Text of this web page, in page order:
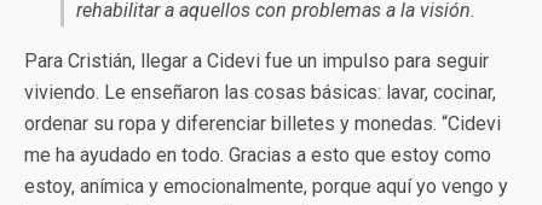
rehabilitar a aquellos con problemas a la visión.
Para Cristián, llegar a Cidevi fue un impulso para seguir
viviendo. Le enseñaron las cosas básicas: lavar, cocinar,
ordenar su ropa y diferenciar billetes y monedas. “Cidevi
me ha ayudado en todo. Gracias a esto que estoy como
estoy, anímica y emocionalmente, porque aquí yo vengo y